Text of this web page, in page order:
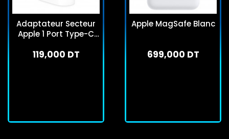
Adaptateur Secteur
Apple 1 Port Type-C
119,000 DT
Apple MagSafe Blanc
699,000 DT